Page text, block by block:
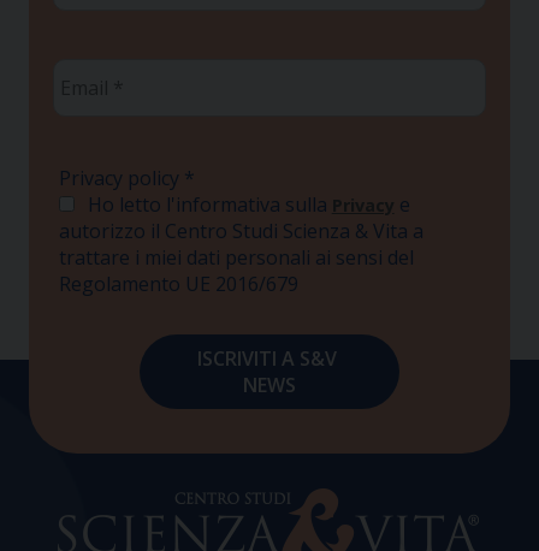
Privacy policy *
Ho letto l'informativa sulla Privacy e
autorizzo il Centro Studi Scienza & Vita a
trattare i miei dati personali ai sensi del
Regolamento UE 2016/679